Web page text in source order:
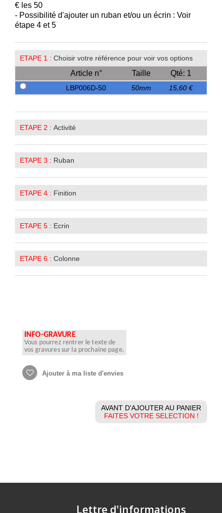
€ les 50
- Possibilité d'ajouter un ruban et/ou un écrin : Voir
étape 4 et 5
ETAPE 1 : Choisir votre référence pour voir vos options
Article n° Taille Qté: 1
LBP006D-50 50mm 15,60 €
ETAPE 2 : Activité
ETAPE 3 : Ruban
ETAPE 4 : Finition
ETAPE 5 : Ecrin
ETAPE 6 : Colonne
INFO-GRAVURE
Vous pourrez rentrer le texte de
vos gravures sur la prochaine page.
Ajouter à ma liste d'envies
AVANT D'AJOUTER AU PANIER
FAITES VOTRE SELECTION !
Lettre d'informations